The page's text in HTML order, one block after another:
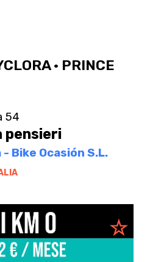
· PRINCE
54
pensieri
Bike Ocasión S.L.